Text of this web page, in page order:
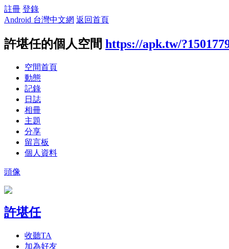
註冊 登錄
Android 台灣中文網 返回首頁
許堪任的個人空間 https://apk.tw/
空間首頁
動態
記錄
日誌
相冊
主題
分享
留言板
個人資料
頭像
許堪任
收聽TA
加為好友